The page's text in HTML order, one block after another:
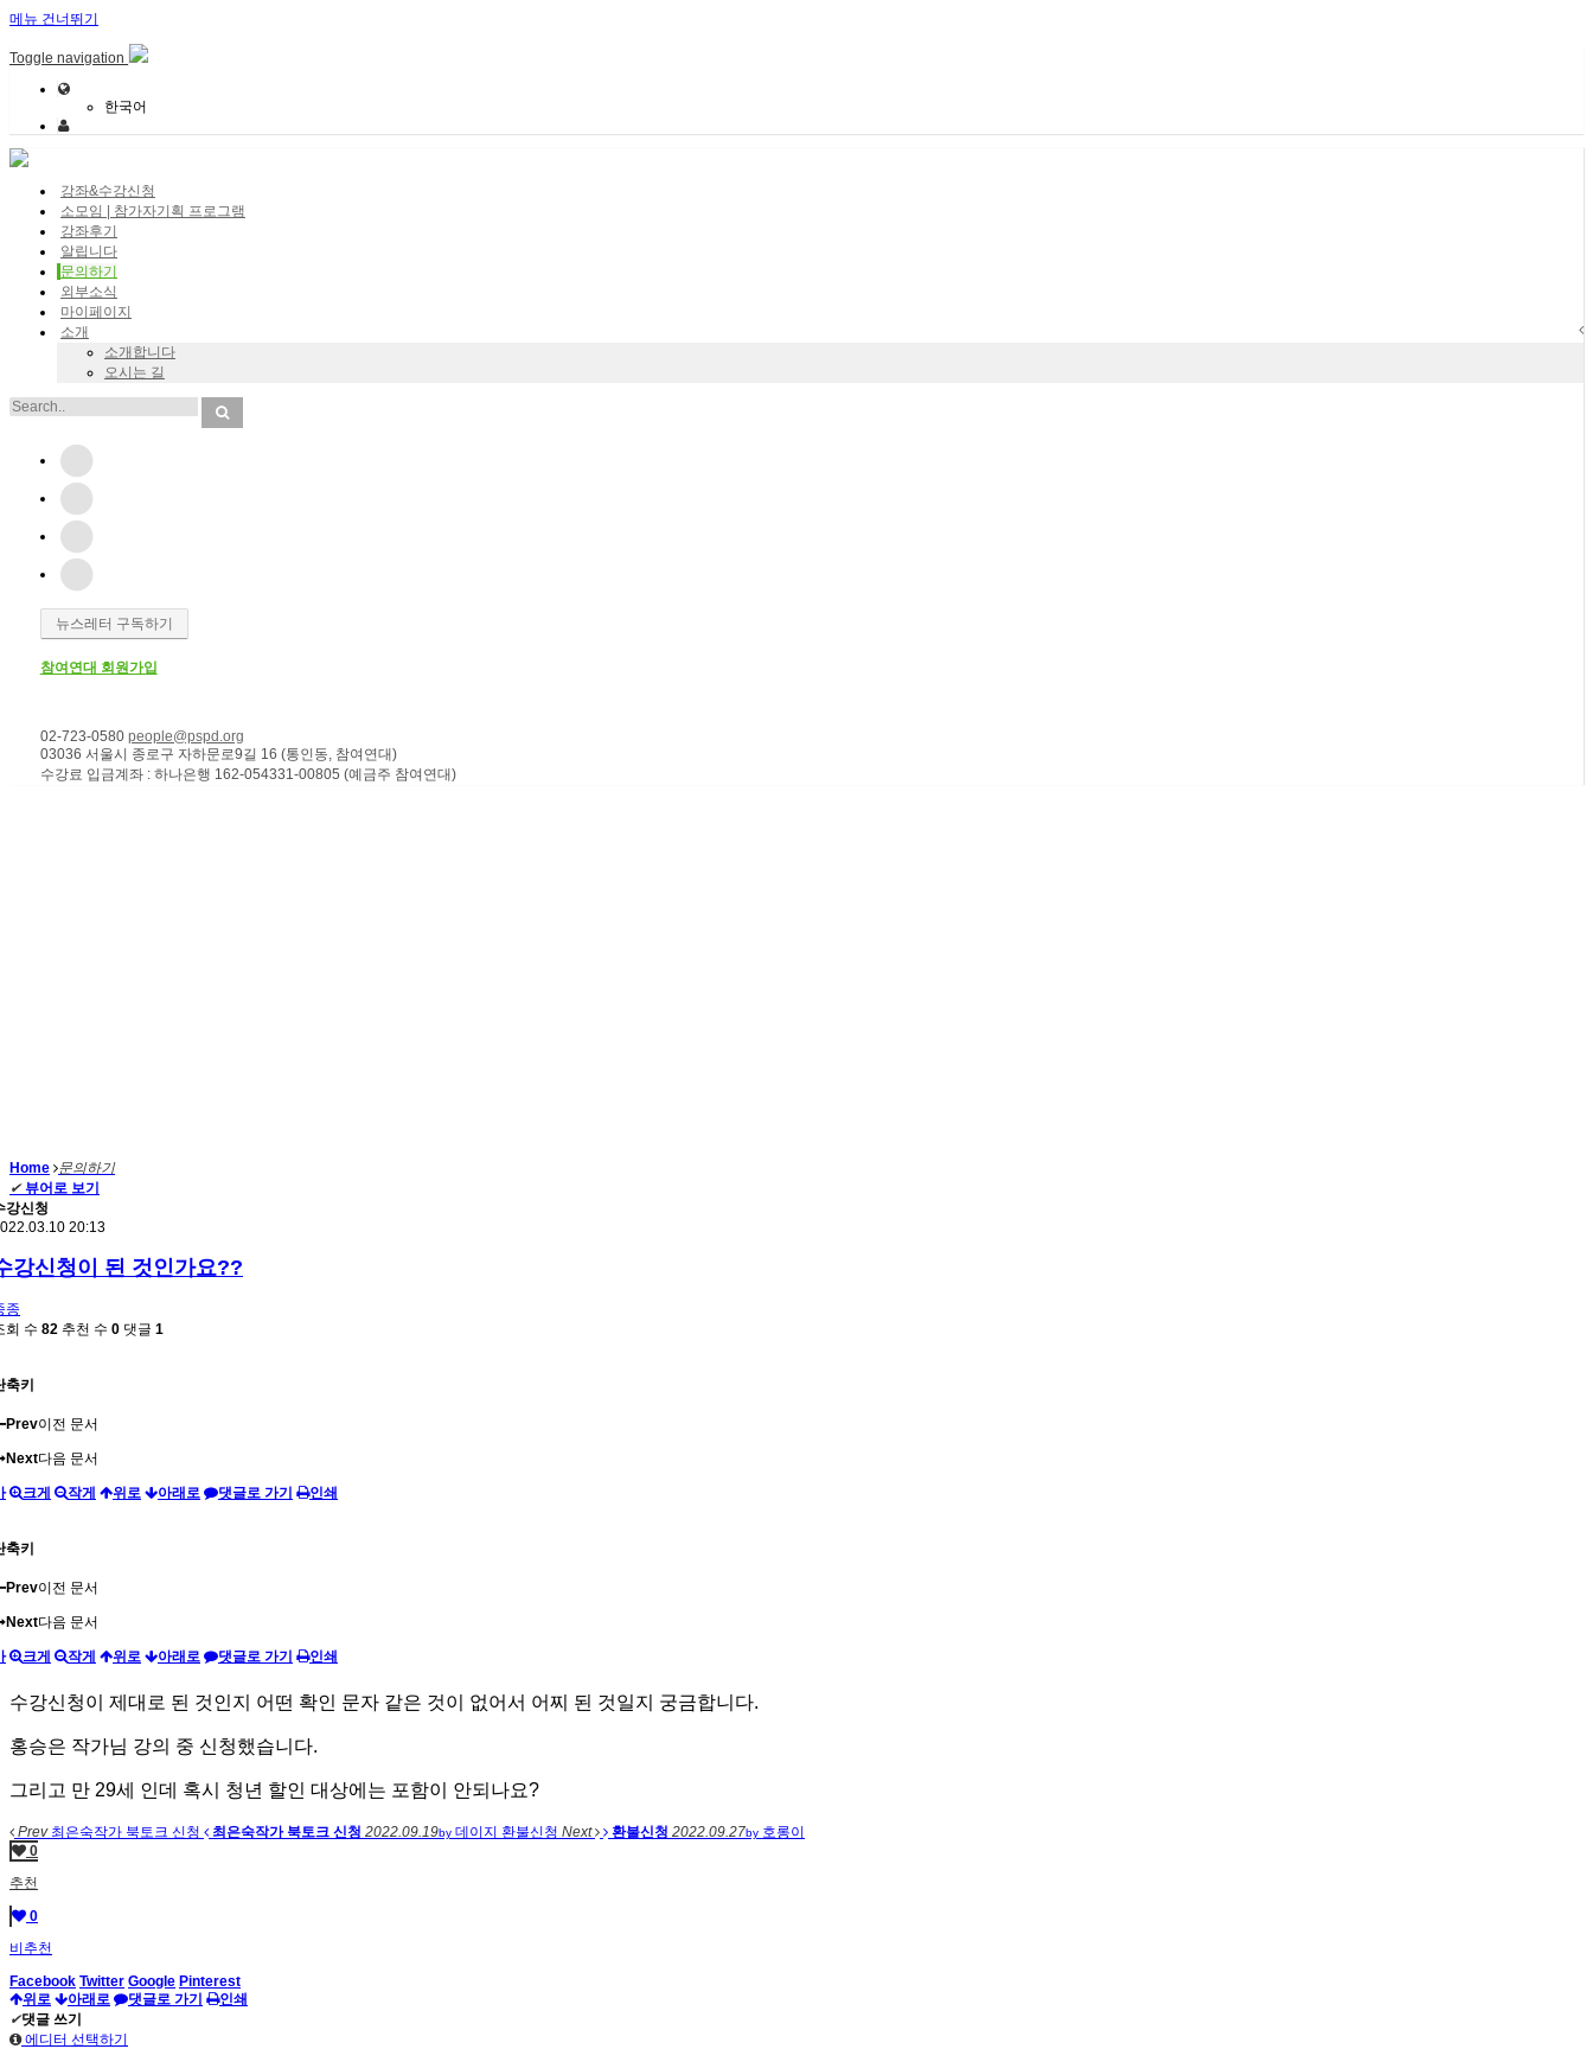
메뉴 건너뛰기
Toggle navigation
한국어
강좌&수강신청
소모임 | 참가자기획 프로그램
강좌후기
알립니다
문의하기
외부소식
마이페이지
소개
소개합니다
오시는 길
뉴스레터 구독하기
참여연대 회원가입
02-723-0580 people@pspd.org
03036 서울시 종로구 자하문로9길 16 (통인동, 참여연대)
수강료 입금계좌 : 하나은행 162-054331-00805 (예금주 참여연대)
Home 문의하기
✔ 뷰어로 보기
강신청
20:13
강신청이 된 것인가요??
종
회 수 82 추천 수 0 댓글 1
축키
Prev이전 문서
Next다음 문서
크게 작게 위로 아래로 댓글로 가기 인쇄
축키
Prev이전 문서
Next다음 문서
크게 작게 위로 아래로 댓글로 가기 인쇄
수강신청이 제대로 된 것인지 어떤 확인 문자 같은 것이 없어서 어찌 된 것일지 궁금합니다.
홍승은 작가님 강의 중 신청했습니다.
그리고 만 29세 인데 혹시 청년 할인 대상에는 포함이 안되나요?
Prev최은숙작가 북토크 신청 최은숙작가 북토크 신청 2022.09.19by 데이지 환불신청 Next 환불신청 2022.09.27by 호롱이
0
추천
0
비추천
Facebook Twitter Google Pinterest
위로
아래로 댓글로 가기
인쇄
✔댓글 쓰기
에디터 선택하기